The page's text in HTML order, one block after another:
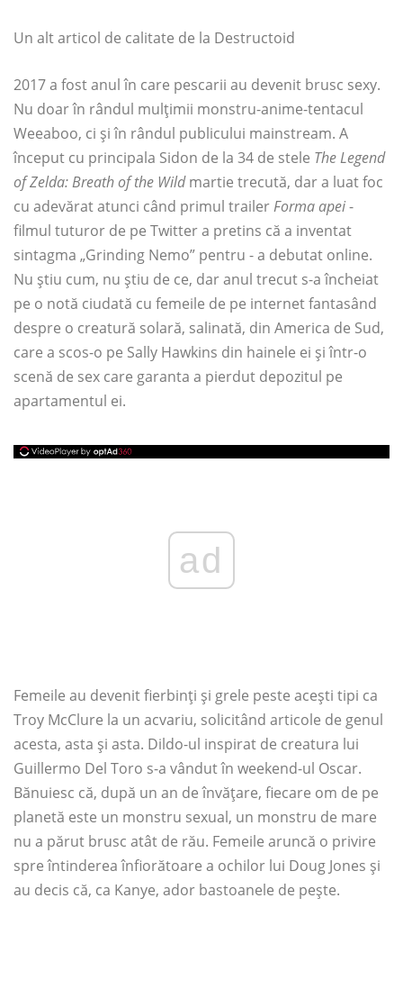
Un alt articol de calitate de la Destructoid
2017 a fost anul în care pescarii au devenit brusc sexy.
Nu doar în rândul mulțimii monstru-anime-tentacul
Weeaboo, ci și în rândul publicului mainstream. A
început cu principala Sidon de la 34 de stele The Legend
of Zelda: Breath of the Wildmartie trecută, dar a luat foc
cu adevărat atunci când primul trailerForma apei-
filmul tuturor de pe Twitter a pretins că a inventat
sintagma „Grinding Nemo” pentru - a debutat online.
Nu știu cum, nu știu de ce, dar anul trecut s-a încheiat
pe o notă ciudată cu femeile de pe internet fantasând
despre o creatură solară, salinată, din America de Sud,
care a scos-o pe Sally Hawkins din hainele ei și într-o
scenă de sex care garanta a pierdut depozitul pe
apartamentul ei.
ad
Femeile au devenit fierbinți și grele peste acești tipi ca
Troy McClure la un acvariu, solicitând articole de genul
acesta, asta și asta. Dildo-ul inspirat de creatura lui
Guillermo Del Toro s-a vândut în weekend-ul Oscar.
Bănuiesc că, după un an de învățare, fiecare om de pe
planetă este un monstru sexual, un monstru de mare
nu a părut brusc atât de rău. Femeile aruncă o privire
spre întinderea înfiorătoare a ochilor lui Doug Jones și
au decis că, ca Kanye, ador bastoanele de pește.